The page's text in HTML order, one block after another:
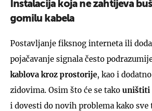
Instalacija koja ne zahtijeva
gomilu kabela
Postavljanje fiksnog interneta ili
pojačavanje signala često
kablova kroz prostorije, kao i
zidovima. Osim što će se tako uništiti
i dovesti do novih problema kako sve